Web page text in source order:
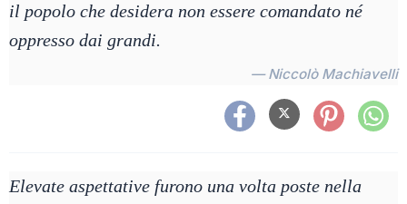
il popolo che desidera non essere comandato né
oppresso dai grandi.
— Niccolò Machiavelli
Elevate aspettative furono una volta poste nella